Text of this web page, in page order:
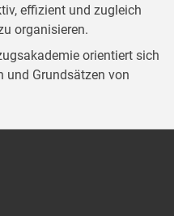
effizient und zugleich
organisieren.
orientiert sich
und Grundsätzen von